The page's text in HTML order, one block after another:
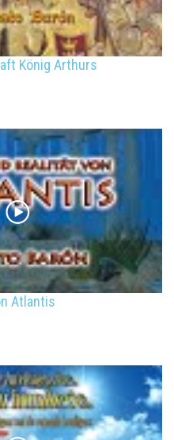
König Arthurs
Atlantis